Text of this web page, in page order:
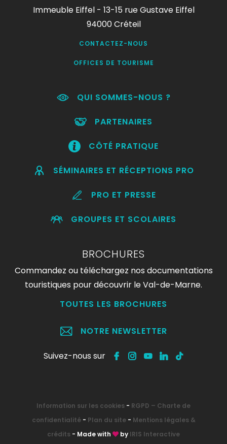
Immeuble Eiffel - 13-15 rue Gustave Eiffel
94000 Créteil
CONTACTEZ-NOUS
OFFICES DE TOURISME
QUI SOMMES-NOUS ?
PARTENAIRES
CÔTÉ PRATIQUE
SÉMINAIRES ET RÉCEPTIONS PRO
PRO ET PRESSE
GROUPES ET SCOLAIRES
BROCHURES
Commandez ou téléchargez nos documentations
touristiques pour découvrir le Val-de-Marne.
TOUTES LES BROCHURES
NOTRE NEWSLETTER
Suivez-nous sur
Information sur les cookies - RGPD – Charte de
confidentialité- Plan du site- Mentions légales &
crédits - Made with by IRIS Interactive